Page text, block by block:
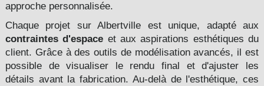
approche personnalisée.
Chaque projet sur Albertville est unique, adapté aux
contraintes d'espace et aux aspirations esthétiques du
client. Grâce à des outils de modélisation avancés, il est
possible de visualiser le rendu final et d'ajuster les
détails avant la fabrication. Au-delà de l'esthétique, ces